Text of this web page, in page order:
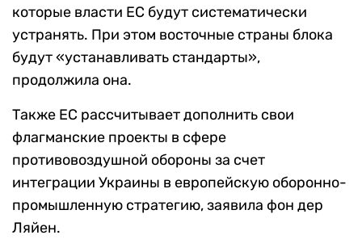
которые власти ЕС будут систематически
устранять. При этом восточные страны блока
будут «устанавливать стандарты»,
продолжила она.
Также ЕС рассчитывает дополнить свои
флагманские проекты в сфере
противовоздушной обороны за счет
интеграции Украины в европейскую оборонно-
промышленную стратегию, заявила фон дер
Ляйен.